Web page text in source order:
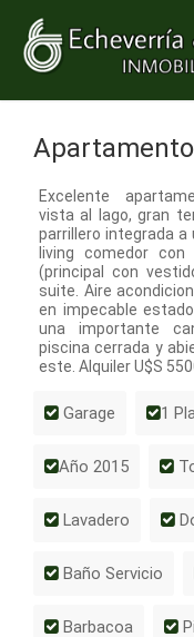
Apartamento
Excelente
vista al lago, gran
parrillero integrada a
living comedor
(principal con
suite. Aire
en impecable
una importante
piscina cerrada y
este. Alquiler U$S
Garage 1
Año 2015
Lavadero
Baño Servicio
Barbacoa